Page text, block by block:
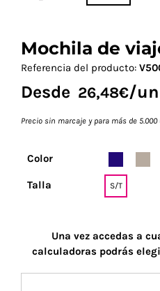
Mochila de
Referencia del producto:
Desde 26,48€/
Precio sin marcaje y para más de 5.000
Color
Talla S/T
Una vez accedas a
calculadoras podrás